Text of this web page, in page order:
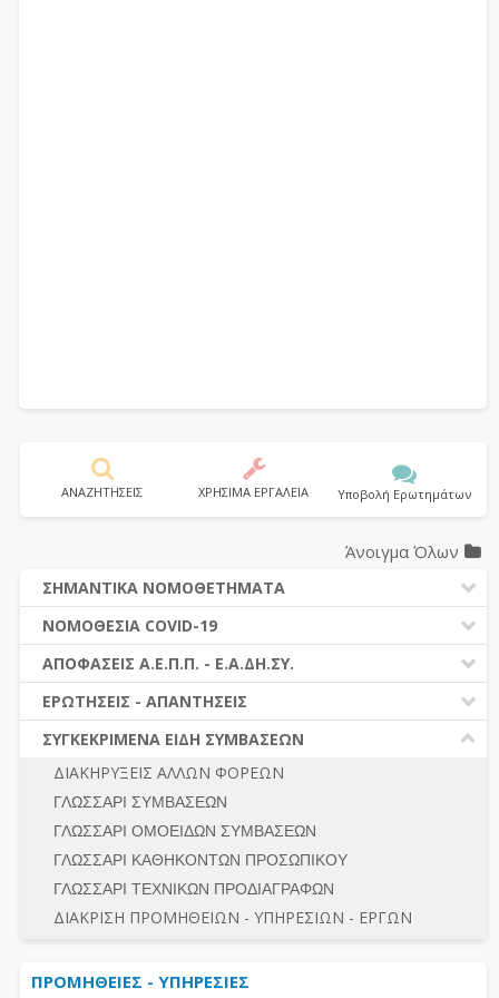
ΑΝΑΖΗΤΗΣΕΙΣ ΧΡΗΣΙΜΑ ΕΡΓΑΛΕΙΑ Υποβολή Ερωτημάτων
Άνοιγμα Όλων
ΣΗΜΑΝΤΙΚΑ ΝΟΜΟΘΕΤΗΜΑΤΑ
ΔΗΜΟΣΙΕΣ ΣΥΜΒΑΣΕΙΣ (Ν. 4412/2016)
ΔΗΜΟΤΙΚΟΣ ΚΩΔΙΚΑΣ (Ν.3463/2006)
ΚΑΛΛΙΚΡΑΤΗΣ (Ν.3852/2010)
ΝΟΜΟΘΕΣΙΑ - ΝΟΜΟΛΟΓΙΑ (ΣΥΝΟΛΟ)
ΝΟΜΟΘΕΣΙΑ COVID-19
ΝΟΜΟΘΕΣΙΑ - ΝΟΜΟΛΟΓΙΑ COVID -19
ΕΡΩΤΗΣΕΙΣ - ΑΠΑΝΤΗΣΕΙΣ
ΑΠΟΦΑΣΕΙΣ Α.Ε.Π.Π. - Ε.Α.ΔΗ.ΣΥ.
ΠΡΟΔΙΚΑΣΤΙΚΗ ΠΡΟΣΦΥΓΗ
ΓΕΝΙΚΟΙ ΚΑΝΟΝΕΣ
ΔΙΚΑΙΟΥΜΕΝΟΙ ΣΥΜΜΕΤΟΧΗΣ
ΠΡΟΣΦΟΡΕΣ – ΔΙΚΑΙΟΛΟΓΗΤΙΚΑ ΣΥΜΜΕΤΟΧΗΣ
ΔΙΕΞΑΓΩΓΗ ΔΙΑΔΙΚΑΣΙΑΣ
ΕΣΗΔΗΣ – ΚΗΜΔΗΣ
ΠΕΡΙΛΗΨΕΙΣ ΑΠΟΦΑΣΕΩΝ Α.Ε.Π.Π. - Ε.Α.ΔΗ.ΣΥ.
ΣΥΝΟΛΟ
ΕΡΩΤΗΣΕΙΣ - ΑΠΑΝΤΗΣΕΙΣ
Ν. 4782/2021 - ΤΡΟΠΟΠΟΙΗΣΗ 4412/2016
ΔΙΕΞΑΓΩΓΗ ΔΙΑΔΙΚΑΣΙΑΣ
ΔΙΑΔΙΚΑΣΙΕΣ ΑΝΑΘΕΣΗΣ
ΓΕΝΙΚΟΙ ΚΑΝΟΝΕΣ
ΠΡΟΕΤΟΙΜΑΣΙΑ - ΔΗΜΟΣΙΟΤΗΤΑ
ΛΟΓΟΙ ΑΠΟΚΛΕΙΣΜΟΥ-ΔΙΚΑΙΟΥΜΕΝΟΙ ΣΥΜΜΕΤΟΧΗΣ
ΠΡΟΣΦΟΡΕΣ - ΔΙΚΑΙΟΛΟΓΗΤΙΚΑ ΣΥΜΜΕΤΟΧΗΣ
ΣΥΓΚΕΚΡΙΜΕΝΑ ΕΙΔΗ ΣΥΜΒΑΣΕΩΝ
ΔΙΑΚΗΡΥΞΕΙΣ ΑΛΛΩΝ ΦΟΡΕΩΝ
ΓΛΩΣΣΑΡΙ ΣΥΜΒΑΣΕΩΝ
ΓΛΩΣΣΑΡΙ ΟΜΟΕΙΔΩΝ ΣΥΜΒΑΣΕΩΝ
ΓΛΩΣΣΑΡΙ ΚΑΘΗΚΟΝΤΩΝ ΠΡΟΣΩΠΙΚΟΥ
ΓΛΩΣΣΑΡΙ ΤΕΧΝΙΚΩΝ ΠΡΟΔΙΑΓΡΑΦΩΝ
ΔΙΑΚΡΙΣΗ ΠΡΟΜΗΘΕΙΩΝ - ΥΠΗΡΕΣΙΩΝ - ΕΡΓΩΝ
ΠΡΟΜΗΘΕΙΕΣ - ΥΠΗΡΕΣΙΕΣ